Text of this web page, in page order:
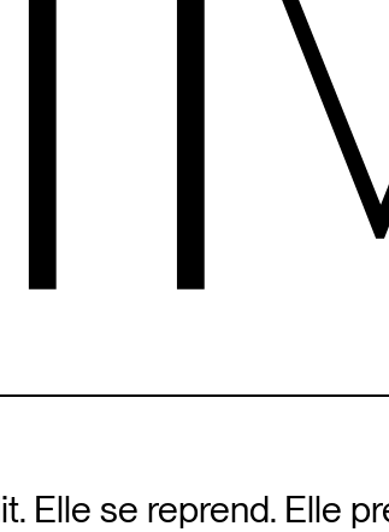
Elle se reprend. Elle